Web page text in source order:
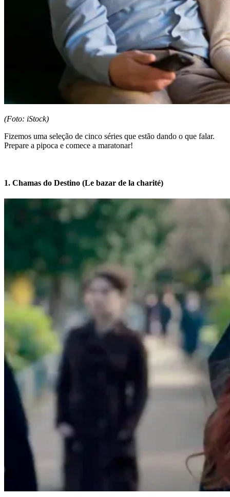
(Foto: iStock)
Fizemos uma seleção de cinco séries que estão dando o que falar.
Prepare a pipoca e comece a maratonar!
1. Chamas do Destino (Le bazar de la charité)